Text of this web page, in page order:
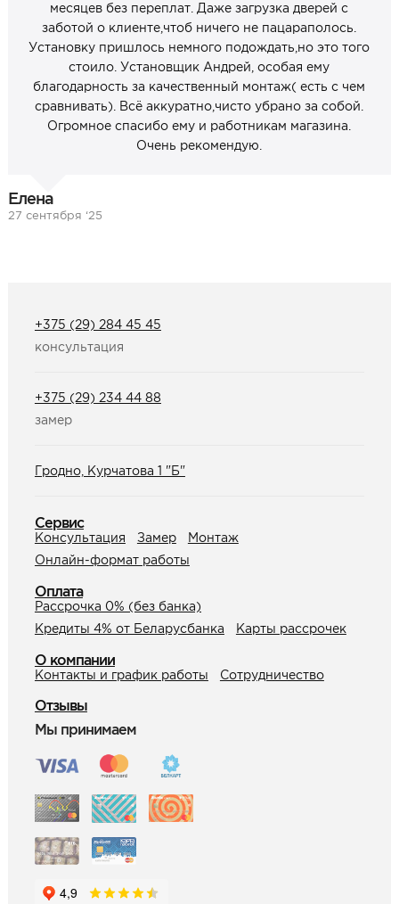
месяцев без переплат. Даже загрузка дверей с
заботой о клиенте,чтоб ничего не пацараполось.
Установку пришлось немного подождать,но это того
стоило. Установщик Андрей, особая ему
благодарность за качественный монтаж( есть с чем
сравнивать). Всё аккуратно,чисто убрано за собой.
Огромное спасибо ему и работникам магазина.
Очень рекомендую.
Елена
27 сентября ‘25
+375 (29) 284 45 45
консультация
+375 (29) 234 44 88
замер
Гродно, Курчатова 1 "Б"
Сервис
Консультация Замер
Монтаж
Онлайн-формат работы
Оплата
Рассрочка 0% (без банка)
Кредиты 4% от Беларусбанка
Карты рассрочек
О компании
Контакты и график работы Сотрудничество
Отзывы
Мы принимаем